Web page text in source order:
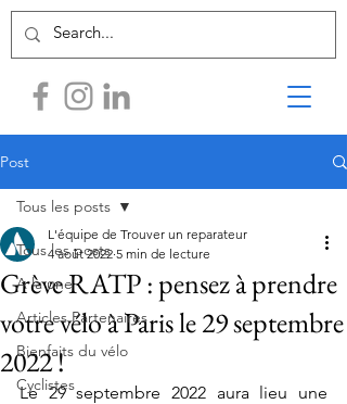
Post
Tous les posts
A la une
Articles Partenaires
Bienfaits du vélo
Cyclistes
Tous les posts
Grève RATP : pensez à prendre
votre vélo à Paris le 29 septembre
2022 !
L'équipe de Trouver un reparateur
4 août 2022 5 min de lecture
Le 29 septembre 2022 aura lieu une